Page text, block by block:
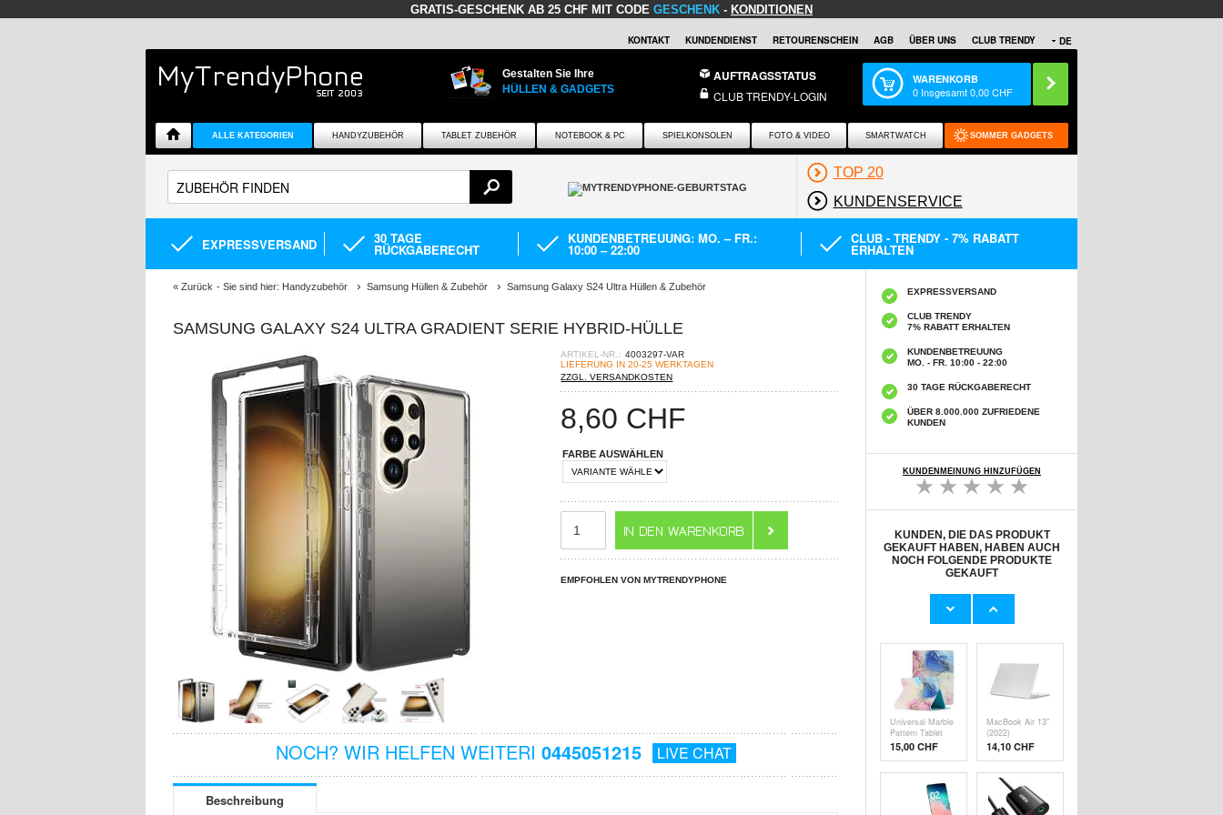
GRATIS-GESCHENK AB 25 CHF MIT CODE GESCHENK - KONDITIONEN
DE
KONTAKT KUNDENDIENST RETOURENSCHEIN AGB ÜBER UNS CLUB TRENDY
Gestalten Sie Ihre
HÜLLEN & GADGETS
AUFTRAGSSTATUS
CLUB TRENDY-LOGIN
WARENKORB
0 Insgesamt0,00CHF
ALLE KATEGORIEN HANDYZUBEHÖR TABLET ZUBEHÖR NOTEBOOK & PC SPIELKONSOLEN FOTO & VIDEO SMARTWATCH SOMMER GADGETS
TOP 20
KUNDENSERVICE
EXPRESSVERSAND 30 TAGE
RÜCKGABERECHT
KUNDENBETREUUNG: MO. – FR.:
10:00 – 22:00
CLUB - TRENDY - 7% RABATT
ERHALTEN
« Zurück - Sie sind hier: Handyzubehör Samsung Hüllen & Zubehör Samsung Galaxy S24 Ultra Hüllen & Zubehör
SAMSUNG GALAXY S24 ULTRA GRADIENT SERIE HYBRID-HÜLLE
ARTIKEL-NR.: 4003297-VAR
LIEFERUNG IN 20-25 WERKTAGEN
ZZGL. VERSANDKOSTEN
8,60 CHF
FARBE AUSWÄHLEN
EMPFOHLEN VON MYTRENDYPHONE
NOCH? WIR HELFEN WEITERI 0445051215 LIVE CHAT
Beschreibung
EXPRESSVERSAND
CLUB TRENDY
7% RABATT ERHALTEN
KUNDENBETREUUNG
MO. - FR. 10:00 - 22:00
30 TAGE RÜCKGABERECHT
ÜBER 8.000.000 ZUFRIEDENE
KUNDEN
KUNDENMEINUNG HINZUFÜGEN
KUNDEN, DIE DAS PRODUKT
GEKAUFT HABEN, HABEN AUCH
NOCH FOLGENDE PRODUKTE
GEKAUFT
Hanman Elegant
Folio Fall - 10" -
Rose Gold
Universal
Tablet Folio Fall -
10" - Lila
15,20 CHF
Universal Marble
Pattern Tablet
Folio Case - 10" -
Rosa / Blau
15,00 CHF
MacBook Air 13"
(2022)
Sternenhimmel
Kunststoffhülle -
Durchsichtig
14,10 CHF